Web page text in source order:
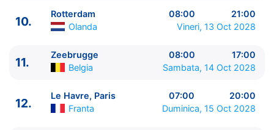
Zeebrugge
08:00 - 17:00
12.
Le Havre, Paris
07:00 - 20:00
Zi de navigare
00:00 - 00:00
15.
Zi de navigare
00:00 - 00:00
Zi de navigare pe Mare
00:00 - 00:00
18.
Tromsø Norvegia
09:00 - 00:00
10.
Rotterdam 08:00
21:00
Olanda
Vineri, 13 Oct 2028
11.
Zeebrugge 08:00
17:00
Belgia
Sambata, 14 Oct 2028
12.
Le Havre, Paris 07:00
20:00
Franta
Duminica, 15 Oct 2028